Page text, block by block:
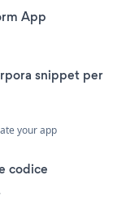
App
snippet per
your app
codice